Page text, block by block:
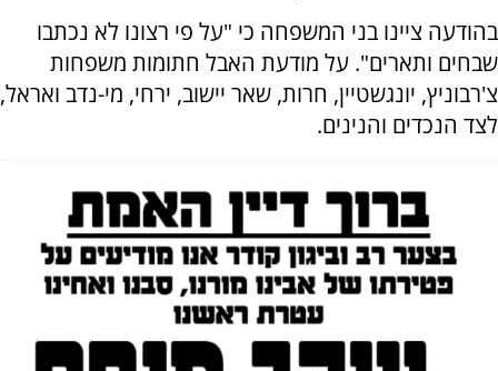
בהודעה ציינו בני המשפחה כי "על פי רצונו לא נכתבו
שבחים ותארים". על מודעת האבל חתומות משפחות
צ'רבוניץ, יונגשטיין, חרות, שאר יישוב, ירחי, מי-נדב ואראל,
לצד הנכדים והנינים.